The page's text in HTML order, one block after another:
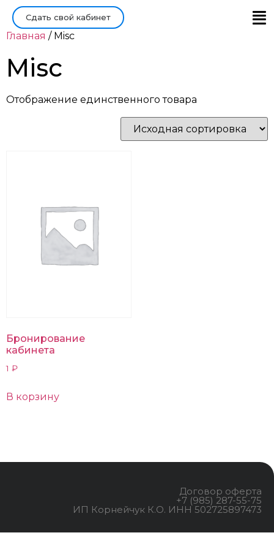
Сдать свой кабинет
Главная / Misc
Misc
Отображение единственного товара
Бронирование
кабинета
1 ₽
В корзину
Договор оферта
+7 (985) 287-55-75
ИП Корнейчук К.О. ИНН 502725897473